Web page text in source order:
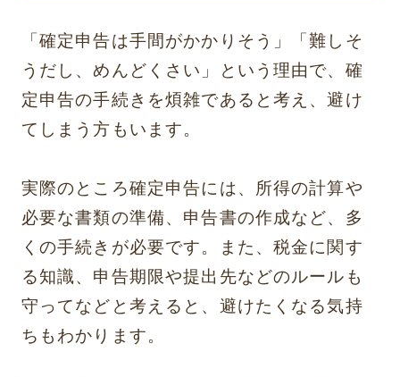
「確定申告は手間がかかりそう」「難しそ
うだし、めんどくさい」という理由で、確
定申告の手続きを煩雑であると考え、避け
てしまう方もいます。
実際のところ確定申告には、所得の計算や
必要な書類の準備、申告書の作成など、多
くの手続きが必要です。また、税金に関す
る知識、申告期限や提出先などのルールも
守ってなどと考えると、避けたくなる気持
ちもわかります。